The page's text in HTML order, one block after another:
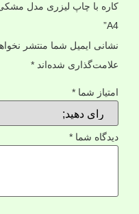
A4”
نشانی ایمیل شما منتشر
علامت‌گذاری شده‌اند *
امتیاز شما *
دیدگاه شما *